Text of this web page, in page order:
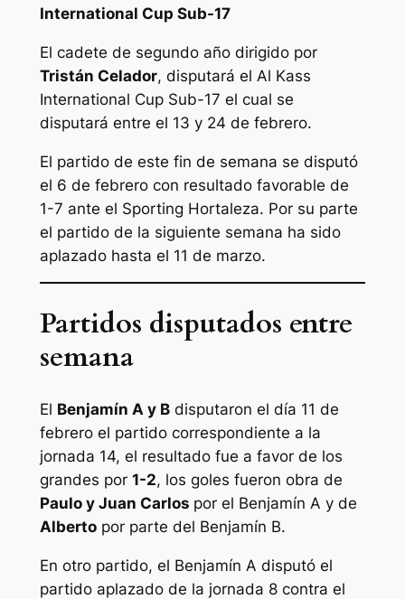
International Cup Sub-17
El cadete de segundo año dirigido por
Tristán Celador, disputará el Al Kass
International Cup Sub-17 el cual se
disputará entre el 13 y 24 de febrero.
El partido de este fin de semana se disputó
el 6 de febrero con resultado favorable de
1-7 ante el Sporting Hortaleza. Por su parte
el partido de la siguiente semana ha sido
aplazado hasta el 11 de marzo.
Partidos disputados entre
semana
El Benjamín A y Bdisputaron el día 11 de
febrero el partido correspondiente a la
jornada 14, el resultado fue a favor de los
grandes por 1-2, los goles fueron obra de
Paulo y Juan Carlos por el Benjamín A y de
Albertopor parte del Benjamín B.
En otro partido, el Benjamín A disputó el
partido aplazado de la jornada 8 contra el